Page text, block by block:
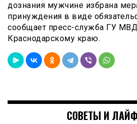
дознания мужчине избрана
принуждения в виде
сообщает пресс-служба ГУ
Краснодарскому краю.
СОВЕТЫ И